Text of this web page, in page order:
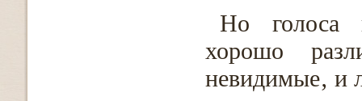
Но голоса
хорошо
невидимые‚ и